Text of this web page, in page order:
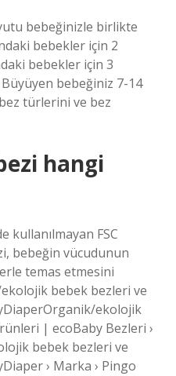
bebeğinizle birlikte
bebekler için 2
bebekler için 3
bebeğiniz 7-14
türlerini ve bez
hangi
kullanılmayan FSC
bebeğin vücudunun
temas etmesini
bebek bezleri ve
ekolojik
| ecoBaby Bezleri ›
bebek bezleri ve
› Marka › Pingo